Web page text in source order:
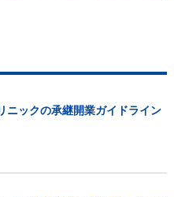
ニックの承継開業ガイドライン